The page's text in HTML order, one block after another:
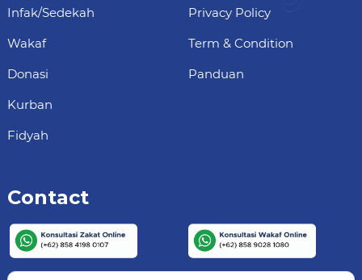
Infak/Sedekah
Wakaf
Donasi
Kurban
Fidyah
Privacy Policy
Term & Condition
Panduan
Contact